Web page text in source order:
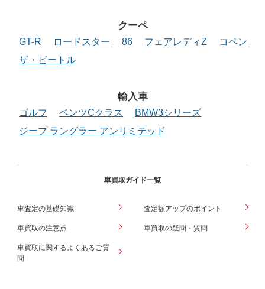
クーペ
GT-R ロードスター 86 フェアレディZ
コペン
ザ・ビートル
輸入車
ゴルフ ベンツCクラス
BMW3シリーズ
ジープ ラングラー アンリミテッド
車買取ガイド一覧
車査定の基礎知識 査定額アップのポイント
車買取の注意点 車買取の疑問・質問
車買取に関するよくあるご質
問